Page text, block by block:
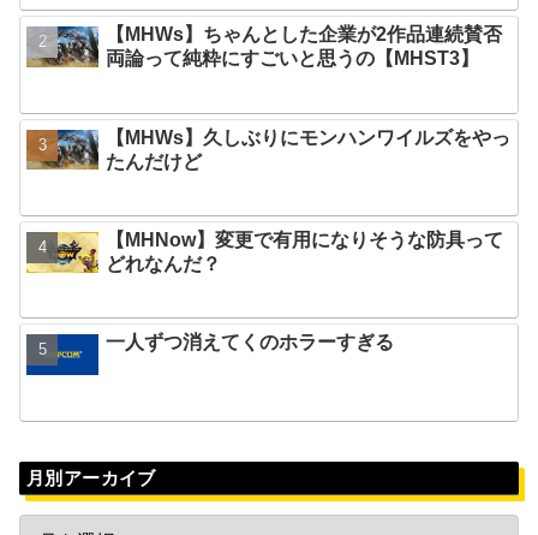
【MHWs】ちゃんとした企業が2作品連続賛否
両論って純粋にすごいと思うの【MHST3】
【MHWs】久しぶりにモンハンワイルズをやっ
たんだけど
【MHNow】変更で有用になりそうな防具って
どれなんだ？
一人ずつ消えてくのホラーすぎる
月別アーカイブ